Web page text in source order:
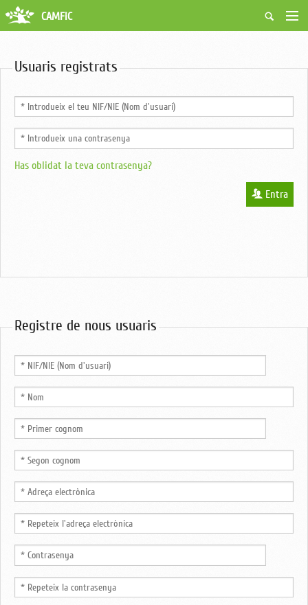
Fes-te soci
Borsa de treball
Ciutadans
Biblioteca
Grups i Vocalies
CAMFiC
Usuaris registrats
Has oblidat la teva contrasenya?
Entra
Registre de nous usuaris